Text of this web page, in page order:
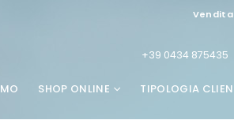
+39 0434 875435
SHOP ONLINE TIPOLOGIA